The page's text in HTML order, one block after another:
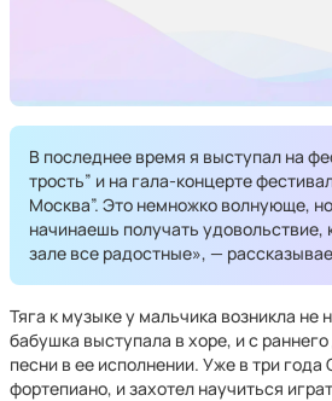
В последнее время я выступал на
трость” и на гала-концерте
Москва”. Это немножко волнующе,
начинаешь получать удовольствие,
зале все радостные», —
Тяга к музыке у мальчика возникла не
бабушка выступала в хоре, и с
песни в ее исполнении. Уже в три года
фортепиано, и захотел научиться